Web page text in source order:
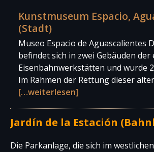
Kunstmuseum Espacio,
(Stadt)
Museo Espacio de Aguascalientes
befindet sich in zwei Gebäuden der
Eisenbahnwerkstätten und wurde
Im Rahmen der Rettung dieser
[…weiterlesen]
Jardín de la Estación
Die Parkanlage, die sich im